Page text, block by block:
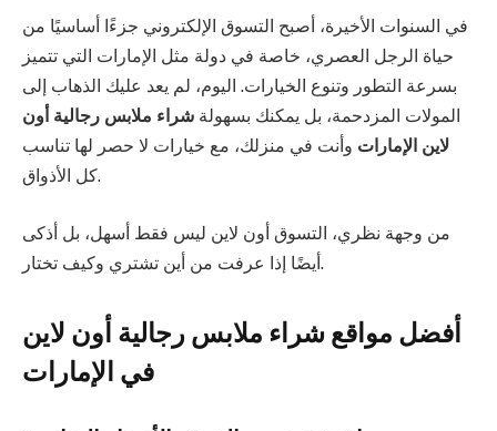
في السنوات الأخيرة، أصبح التسوق الإلكتروني جزءًا أساسيًا من
حياة الرجل العصري، خاصة في دولة مثل الإمارات التي تتميز
بسرعة التطور وتنوع الخيارات. اليوم، لم يعد عليك الذهاب إلى
المولات المزدحمة، بل يمكنك بسهولة شراء ملابس رجالية أون
لاين الإمارات وأنت في منزلك، مع خيارات لا حصر لها تناسب
كل الأذواق.
من وجهة نظري، التسوق أون لاين ليس فقط أسهل، بل أذكى
أيضًا إذا عرفت من أين تشتري وكيف تختار.
أفضل مواقع شراء ملابس رجالية أون لاين
في الإمارات